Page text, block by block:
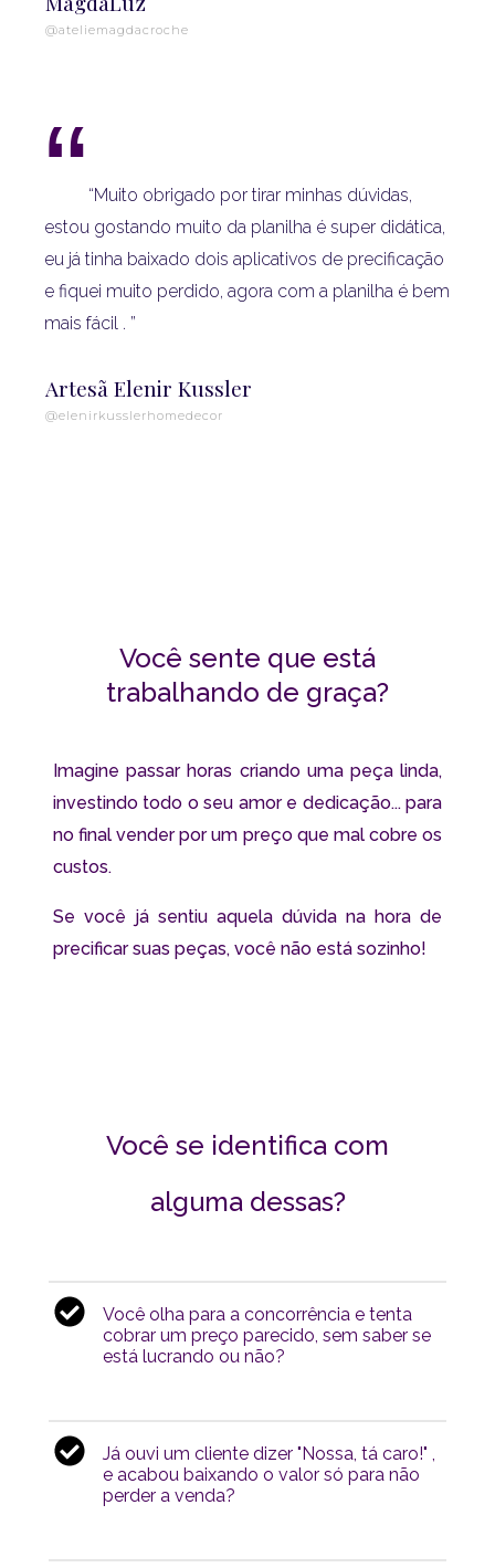
@ateliemagdacroche
“ “Muito obrigado por tirar minhas dúvidas,
estou gostando muito da planilha é super didática,
eu já tinha baixado dois aplicativos de precificação
e fiquei muito perdido, agora com a planilha é bem
mais fácil . ”
Artesã Elenir Kussler
@elenirkusslerhomedecor
Você sente que está
trabalhando de graça?
Imagine passar horas criando uma peça linda,
investindo todo o seu amor e dedicação... para
no final vender por um preço que mal cobre os
custos.
Se você já sentiu aquela dúvida na hora de
precificar suas peças, você não está sozinho!
Você se identifica com
alguma dessas?
Você olha para a concorrência e tenta
cobrar um preço parecido, sem saber se
está lucrando ou não?
Já ouvi um cliente dizer "Nossa, tá caro!" ,
e acabou baixando o valor só para não
perder a venda?